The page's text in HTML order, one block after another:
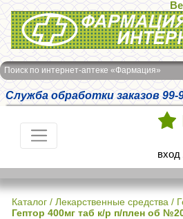
Интернет-аптека Фармация
Поиск по интернет-аптеке «Фармация»
Служба обработки заказов 99-
вход
Каталог / Лекарственные средства /
Гептор 400мг таб к/р п/плен об